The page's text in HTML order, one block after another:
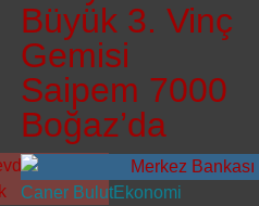
Büyük 3. Vinç
Gemisi
Saipem 7000
Boğaz’da
Caner BulutEkonomi